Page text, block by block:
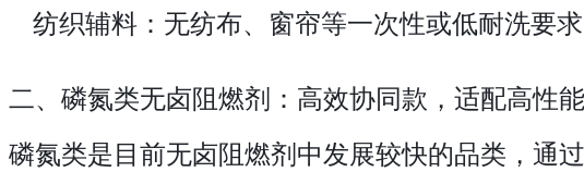
纺织辅料：无纺布、窗帘等一次性或低耐洗要
二、磷氮类无卤阻燃剂：高效协同款，适配高性
磷氮类是目前无卤阻燃剂中发展较快的品类，通